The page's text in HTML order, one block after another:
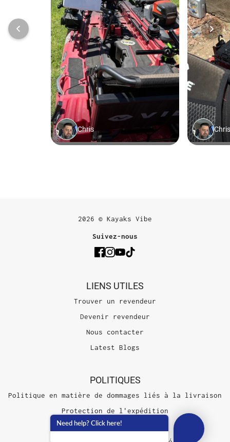
2026 © Kayaks Vibe
Suivez-nous
LIENS UTILES
Trouver un revendeur
Devenir revendeur
Nous contacter
Latest Blogs
POLITIQUES
Politique en matière de dommages liés à la livraison
Protection de l'expédition
Conditions d'utilisation
Need help? Click here!